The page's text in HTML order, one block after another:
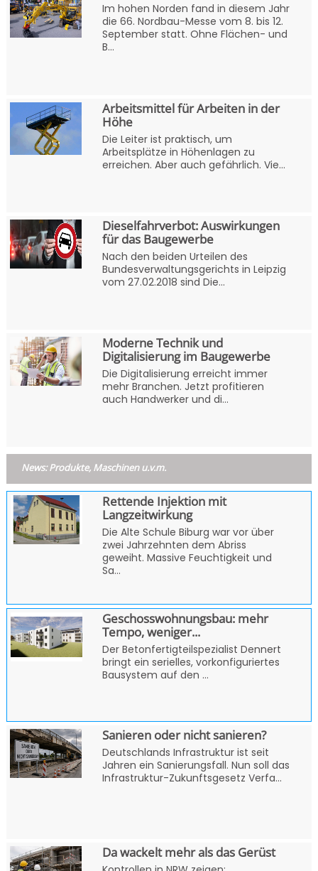
Im hohen Norden fand in diesem Jahr
die 66. Nordbau-Messe vom 8. bis 12.
September statt. Ohne Flächen- und
B...
Arbeitsmittel für Arbeiten in der
Höhe
Die Leiter ist praktisch, um
Arbeitsplätze in Höhenlagen zu
erreichen. Aber auch gefährlich. Vie...
Dieselfahrverbot: Auswirkungen
für das Baugewerbe
Nach den beiden Urteilen des
Bundesverwaltungsgerichts in Leipzig
vom 27.02.2018 sind Die...
Moderne Technik und
Digitalisierung im Baugewerbe
Die Digitalisierung erreicht immer
mehr Branchen. Jetzt profitieren
auch Handwerker und di...
News: Produkte, Maschinen u.v.m.
Rettende Injektion mit
Langzeitwirkung
Die Alte Schule Biburg war vor über
zwei Jahrzehnten dem Abriss
geweiht. Massive Feuchtigkeit und
Sa...
Geschosswohnungsbau: mehr
Tempo, weniger...
Der Betonfertigteilspezialist Dennert
bringt ein serielles, vorkonfiguriertes
Bausystem auf den ...
Sanieren oder nicht sanieren?
Deutschlands Infrastruktur ist seit
Jahren ein Sanierungsfall. Nun soll das
Infrastruktur-Zukunftsgesetz Verfa...
Da wackelt mehr als das Gerüst